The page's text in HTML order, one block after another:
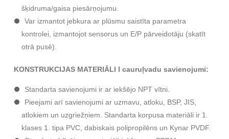
šķidruma/gaisa piesārņojumu.
Var izmantot jebkura ar plūsmu saistīta parametra
kontrolei, izmantojot sensorus un E/P pārveidotāju (skatīt
otrā pusē).
KONSTRUKCIJAS MATERIĀLI I cauruļvadu savienojumi:
Standarta savienojumi ir ar iekšējo NPT vītni.
Pieejami arī savienojumi ar uzmavu, atloku, BSP, JIS,
atlokiem un uzgriežņiem. Standarta korpusa materiāli ir 1.
klases 1. tipa PVC, dabiskais polipropilēns un Kynar PVDF.